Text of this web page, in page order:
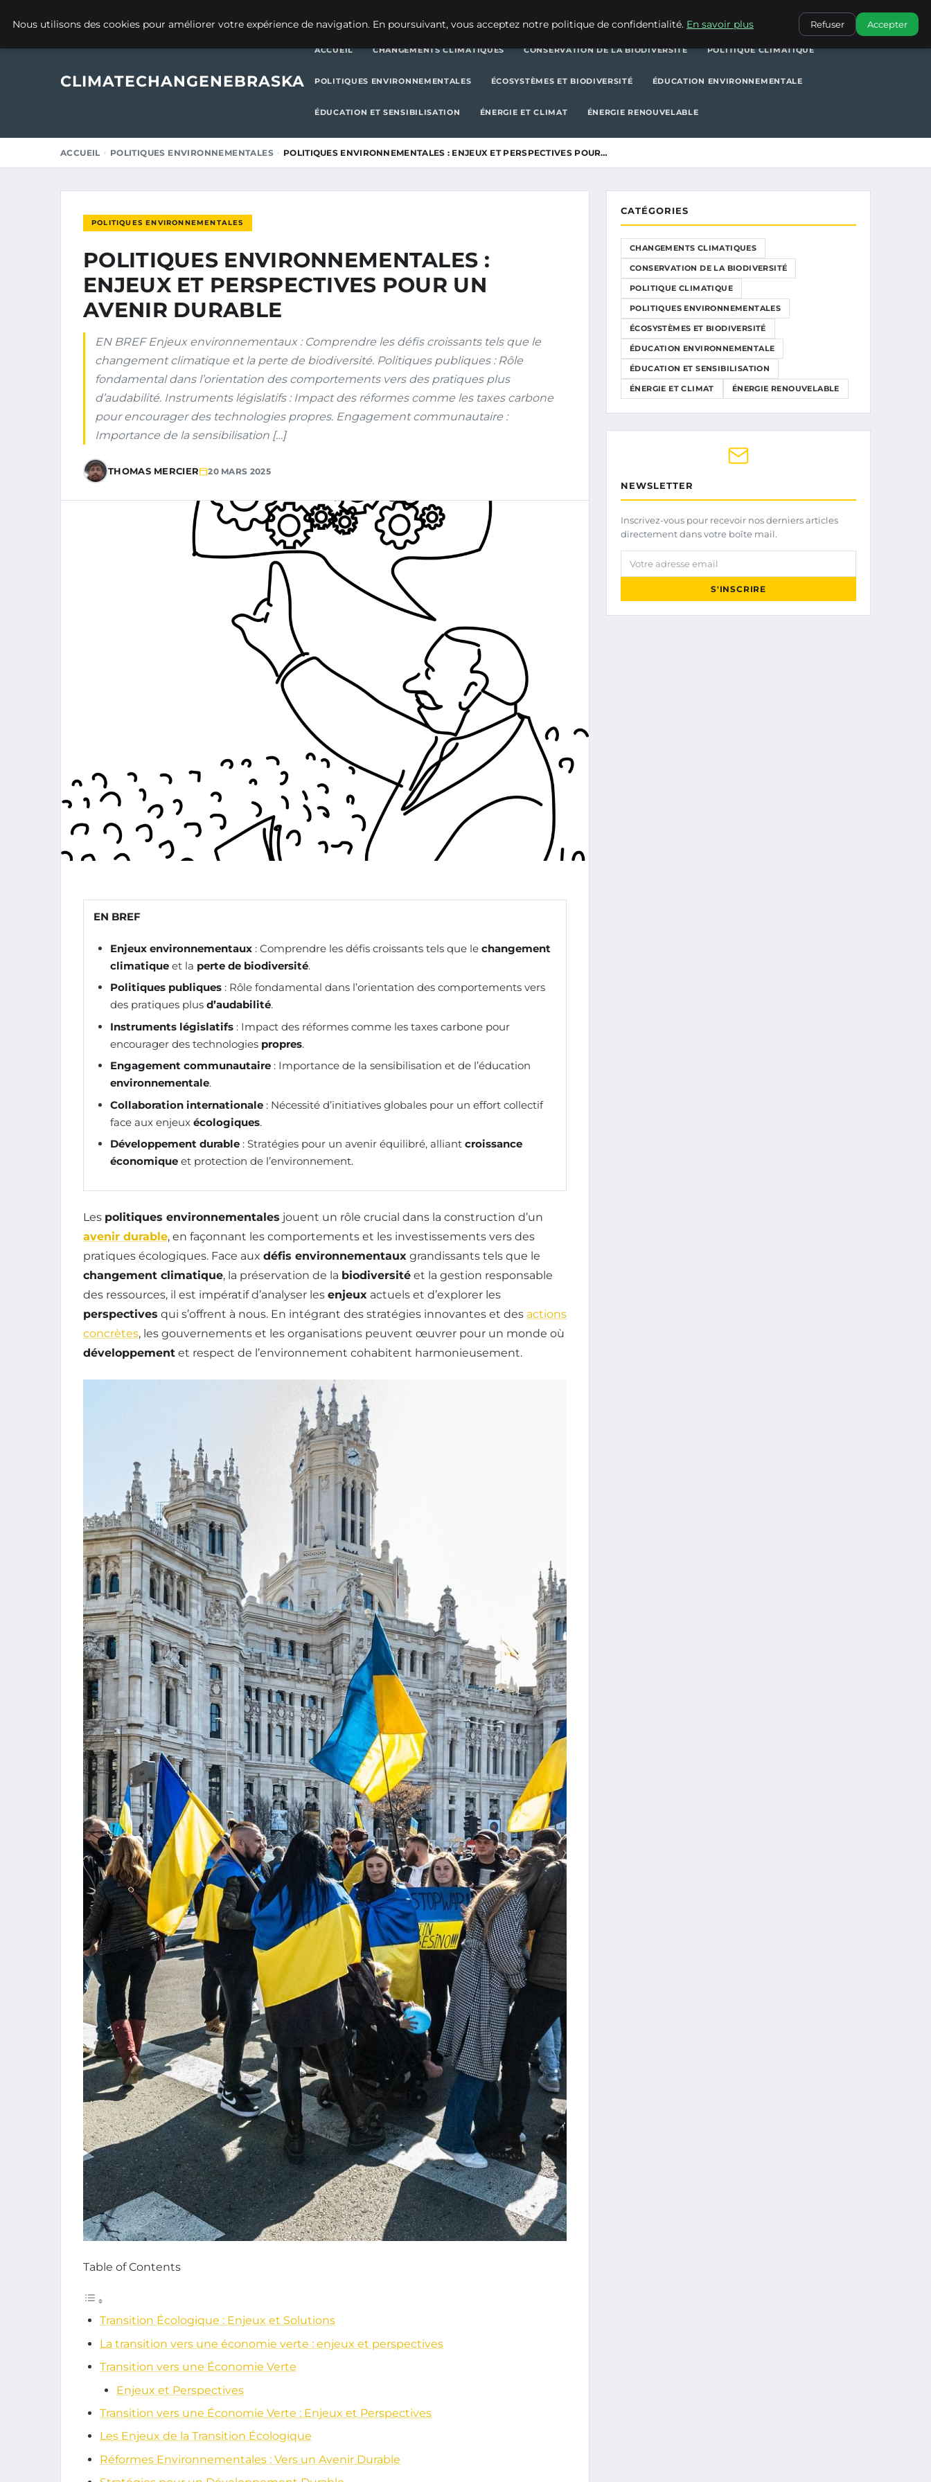
POLITIQUES ENVIRONNEMENTALES
CLIMATECHANGENEBRASKA
ACCUEIL CHANGEMENTS CLIMATIQUES CONSERVATION DE LA BIODIVERSITÉ POLITIQUE CLIMATIQUE
POLITIQUES ENVIRONNEMENTALES ÉCOSYSTÈMES ET BIODIVERSITÉ ÉDUCATION ENVIRONNEMENTALE
ÉDUCATION ET SENSIBILISATION ÉNERGIE ET CLIMAT ÉNERGIE RENOUVELABLE
ACCUEIL POLITIQUES ENVIRONNEMENTALES POLITIQUES ENVIRONNEMENTALES : ENJEUX ET PERSPECTIVES POUR…
POLITIQUES ENVIRONNEMENTALES
POLITIQUES ENVIRONNEMENTALES :
ENJEUX ET PERSPECTIVES POUR UN
AVENIR DURABLE
EN BREF Enjeux environnementaux : Comprendre les défis croissants tels que le
changement climatique et la perte de biodiversité. Politiques publiques : Rôle
fondamental dans l’orientation des comportements vers des pratiques plus
d’audabilité. Instruments législatifs : Impact des réformes comme les taxes carbone
pour encourager des technologies propres. Engagement communautaire :
Importance de la sensibilisation […]
THOMAS MERCIER 20 MARS 2025
EN BREF
Enjeux environnementaux : Comprendre les défis croissants tels que le changement
climatique et la perte de biodiversité.
Politiques publiques : Rôle fondamental dans l’orientation des comportements vers
des pratiques plus d’audabilité.
Instruments législatifs : Impact des réformes comme les taxes carbone pour
encourager des technologies propres.
Engagement communautaire : Importance de la sensibilisation et de l’éducation
environnementale.
Collaboration internationale : Nécessité d’initiatives globales pour un effort collectif
face aux enjeux écologiques.
Développement durable : Stratégies pour un avenir équilibré, alliant croissance
économique et protection de l’environnement.
Les politiques environnementales jouent un rôle crucial dans la construction d’un
avenir durable, en façonnant les comportements et les investissements vers des
pratiques écologiques. Face aux défis environnementaux grandissants tels que le
changement climatique, la préservation de la biodiversité et la gestion responsable
des ressources, il est impératif d’analyser les enjeux actuels et d’explorer les
perspectives qui s’offrent à nous. En intégrant des stratégies innovantes et des actions
concrètes, les gouvernements et les organisations peuvent œuvrer pour un monde où
développement et respect de l’environnement cohabitent harmonieusement.
Table of Contents
Transition Écologique : Enjeux et Solutions
La transition vers une économie verte : enjeux et perspectives
Transition vers une Économie Verte
Enjeux et Perspectives
Transition vers une Économie Verte : Enjeux et Perspectives
Les Enjeux de la Transition Écologique
Réformes Environnementales : Vers un Avenir Durable
CATÉGORIES
CHANGEMENTS CLIMATIQUES
CONSERVATION DE LA BIODIVERSITÉ
POLITIQUE CLIMATIQUE
POLITIQUES ENVIRONNEMENTALES
ÉCOSYSTÈMES ET BIODIVERSITÉ
ÉDUCATION ENVIRONNEMENTALE
ÉDUCATION ET SENSIBILISATION
ÉNERGIE ET CLIMAT ÉNERGIE RENOUVELABLE
NEWSLETTER
Inscrivez-vous pour recevoir nos derniers articles
directement dans votre boîte mail.
Votre adresse email
S'INSCRIRE
Nous utilisons des cookies pour améliorer votre expérience de navigation. En poursuivant, vous acceptez notre politique de confidentialité. En savoir plus Refuser Accepter